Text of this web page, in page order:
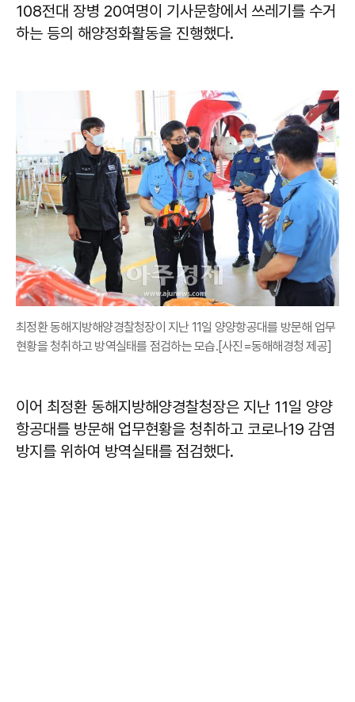
108전대 장병 20여명이 기사문항에서 쓰레기를 수거
하는 등의 해양정화활동을 진행했다.
최정환 동해지방해양경찰청장이 지난 11일 양양항공대를 방문해 업무
현황을 청취하고 방역실태를 점검하는 모습.[사진=동해해경청 제공]
이어 최정환 동해지방해양경찰청장은 지난 11일 양양
항공대를 방문해 업무현황을 청취하고 코로나19 감염
방지를 위하여 방역실태를 점검했다.